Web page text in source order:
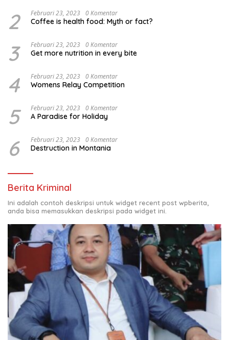
2 Februari 23, 2023 0 Komentar
Coffee is health food: Myth or fact?
3 Februari 23, 2023 0 Komentar
Get more nutrition in every bite
4 Februari 23, 2023 0 Komentar
Womens Relay Competition
5 Februari 23, 2023 0 Komentar
A Paradise for Holiday
6 Februari 23, 2023 0 Komentar
Destruction in Montania
Berita Kriminal
Ini adalah contoh deskripsi untuk widget recent post wpberita,
anda bisa memasukkan deskripsi pada widget ini.